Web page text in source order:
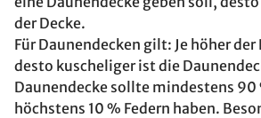
der Decke.
Für Daunendecken gilt: Je höher
desto kuscheliger ist die
Daunendecke sollte mindestens 90
höchstens 10 % Federn haben.